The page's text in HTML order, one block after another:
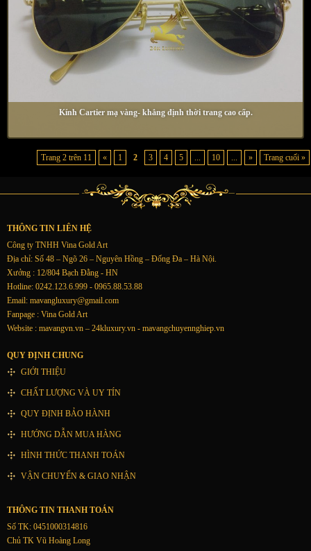
Kính Cartier mạ vàng- khẳng định thời trang cao cấp.
Trang 2 trên 11 « 1 2 3 4 5 ... 10 ... » Trang cuối »
THÔNG TIN LIÊN HỆ
Công ty TNHH Vina Gold Art
Địa chỉ: Số 48 – Ngõ 26 – Nguyên Hồng – Đống Đa – Hà Nội.
Xưởng : 12/804 Bạch Đằng - HN
Hotline: 0242.123.6.999 - 0965.88.53.88
Email: mavangluxury@gmail.com
Fanpage : Vina Gold Art
Website : mavangvn.vn – 24kluxury.vn - mavangchuyennghiep.vn
QUY ĐỊNH CHUNG
GIỚI THIỆU
CHẤT LƯỢNG VÀ UY TÍN
QUY ĐỊNH BẢO HÀNH
HƯỚNG DẪN MUA HÀNG
HÌNH THỨC THANH TOÁN
VẬN CHUYỂN & GIAO NHẬN
THÔNG TIN THANH TOÁN
Số TK: 0451000314816
Chủ TK Vũ Hoàng Long